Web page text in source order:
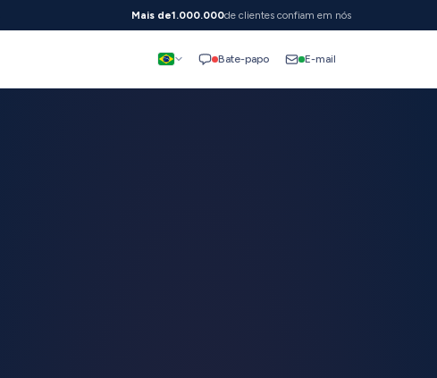
Mais de1.000.000de clientes confiam em nós
Bate-papo E-mail